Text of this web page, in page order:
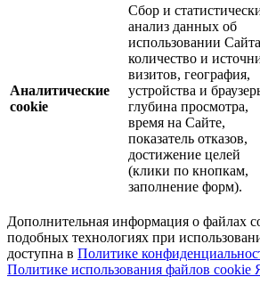
Аналитические
cookie
Сбор и
анализ данных об
использовании
количество и
визитов, география,
устройства и
глубина просмотра,
время на Сайте,
показатель отказов,
достижение целей
(клики по кнопкам,
заполнение форм).
Дополнительная информация о файлах
подобных технологиях при
доступна в Политике
Политике использования файлов cookie